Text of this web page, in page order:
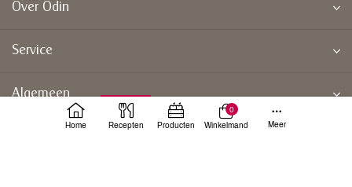
Over Odin
Service
Algemeen
Home Recepten Producten
0
Winkelmand
Meer